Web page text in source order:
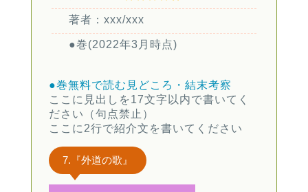
著者：xxx/xxx
●巻(2022年3月時点)
●巻無料で読む 見どころ・結末考察
ここに見出しを17文字以内で書いてく
ださい（句点禁止）
ここに2行で紹介文を書いてください
7.『外道の歌』